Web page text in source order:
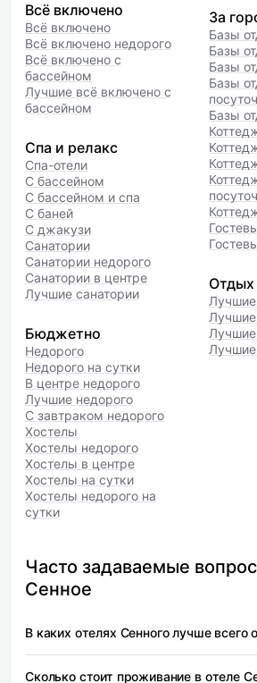
Всё включено
Всё включено
Всё включено недорого
Всё включено с
бассейном
Лучшие всё включено с
бассейном
Спа и релакс
Спа-отели
С бассейном
С бассейном и спа
С баней
С джакузи
Санатории
Санатории недорого
Санатории в центре
Лучшие санатории
Бюджетно
Недорого
Недорого на сутки
В центре недорого
Лучшие недорого
С завтраком недорого
Хостелы
Хостелы недорого
Хостелы в центре
Хостелы на сутки
Хостелы недорого на
сутки
За
Базы
Базы
Базы
Базы
Базы
Отдых
Часто задаваемые
Сенное
В каких отелях Сенного лучше всего
Сколько стоит проживание в отеле